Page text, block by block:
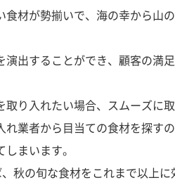
材が勢揃いで、海の幸から山
出することができ、顧客の満
り入れたい場合、スムーズに
業者から目当ての食材を探す
まいます。
秋の旬な食材をこれまで以上に